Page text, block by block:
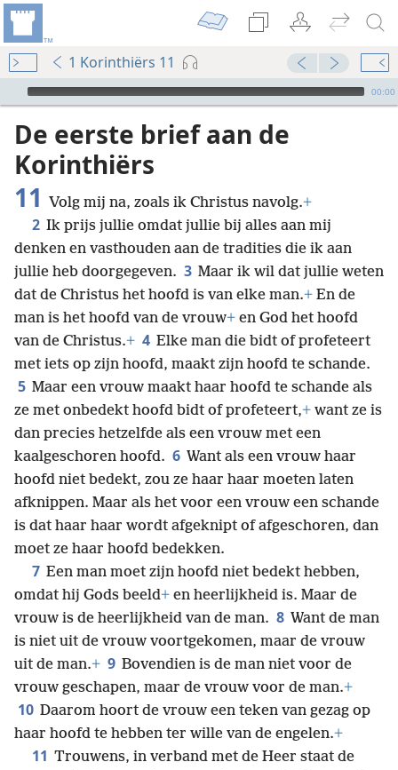
1 Korinthiërs 11
Audio Player
00:00
De eerste brief aan de
Korinthiërs
11 Volg mij na, zoals ik Christus navolg.+
2 Ik prijs jullie omdat jullie bij alles aan mij
denken en vasthouden aan de tradities die ik aan
jullie heb doorgegeven. 3 Maar ik wil dat jullie weten
dat de Christus het hoofd is van elke man.+ En de
man is het hoofd van de vrouw+ en God het hoofd
van de Christus.+ 4 Elke man die bidt of profeteert
met iets op zijn hoofd, maakt zijn hoofd te schande.
5 Maar een vrouw maakt haar hoofd te schande als
ze met onbedekt hoofd bidt of profeteert,+ want ze is
dan precies hetzelfde als een vrouw met een
kaalgeschoren hoofd. 6 Want als een vrouw haar
hoofd niet bedekt, zou ze haar haar moeten laten
afknippen. Maar als het voor een vrouw een schande
is dat haar haar wordt afgeknipt of afgeschoren, dan
moet ze haar hoofd bedekken.
7 Een man moet zijn hoofd niet bedekt hebben,
omdat hij Gods beeld+ en heerlijkheid is. Maar de
vrouw is de heerlijkheid van de man. 8 Want de man
is niet uit de vrouw voortgekomen, maar de vrouw
uit de man.+ 9 Bovendien is de man niet voor de
vrouw geschapen, maar de vrouw voor de man.+
10 Daarom hoort de vrouw een teken van gezag op
haar hoofd te hebben ter wille van de engelen.+
11 Trouwens, in verband met de Heer staat de